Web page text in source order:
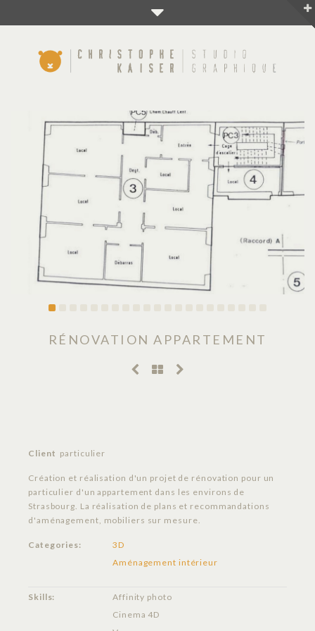
RÉNOVATION APPARTEMENT
Client particulier
Création et réalisation d'un projet de rénovation pour un
particulier d'un appartement dans les environs de
Strasbourg. La réalisation de plans et recommandations
d'aménagement, mobiliers sur mesure.
Categories:
3D
Aménagement intérieur
Skills:
Affinity photo
Cinema 4D